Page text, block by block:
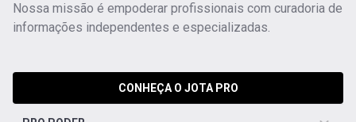
Nossa missão é empoderar profissionais com curadoria de
informações independentes e especializadas.
CONHEÇA O JOTA PRO